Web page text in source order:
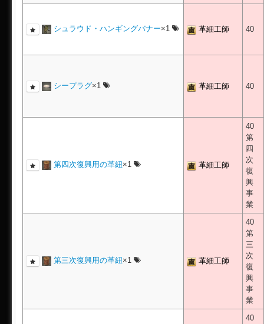
シュラウド・ハンギングバナー×1 革細工師 40
シープラグ×1 革細工師 40
第四次復興用の革紐×1 革細工師
40
第
四
次
復
興
事
業
第三次復興用の革紐×1 革細工師
40
第
三
次
復
興
事
業
40